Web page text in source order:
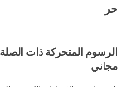
حر
الرسوم المتحركة ذات
مجاني